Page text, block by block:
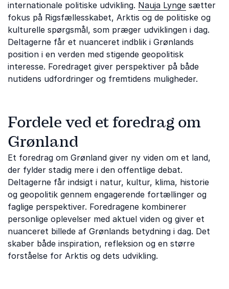
internationale politiske udvikling. Nauja Lynge sætter
fokus på Rigsfællesskabet, Arktis og de politiske og
kulturelle spørgsmål, som præger udviklingen i dag.
Deltagerne får et nuanceret indblik i Grønlands
position i en verden med stigende geopolitisk
interesse. Foredraget giver perspektiver på både
nutidens udfordringer og fremtidens muligheder.
Fordele ved et foredrag om
Grønland
Et foredrag om Grønland giver ny viden om et land,
der fylder stadig mere i den offentlige debat.
Deltagerne får indsigt i natur, kultur, klima, historie
og geopolitik gennem engagerende fortællinger og
faglige perspektiver. Foredragene kombinerer
personlige oplevelser med aktuel viden og giver et
nuanceret billede af Grønlands betydning i dag. Det
skaber både inspiration, refleksion og en større
forståelse for Arktis og dets udvikling.